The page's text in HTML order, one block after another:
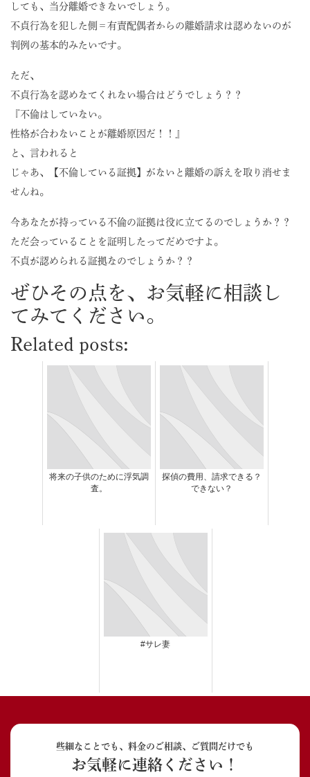
しても、当分離婚できないでしょう。
不貞行為を犯した側＝有責配偶者からの離婚請求は認めないのが
判例の基本的みたいです。
ただ、
不貞行為を認めなてくれない場合はどうでしょう？？
『不倫はしていない。
性格が合わないことが離婚原因だ！！』
と、言われると
じゃあ、【不倫している証拠】がないと離婚の訴えを取り消せま
せんね。
今あなたが持っている不倫の証拠は役に立てるのでしょうか？？
ただ会っていることを証明したってだめですよ。
不貞が認められる証拠なのでしょうか？？
ぜひその点を、お気軽に相談し
てみてください。
Related posts:
将来の子供のために浮気調
査。
探偵の費用、請求できる？
できない？
#サレ妻
些細なことでも、料金のご相談、ご質問だけでも
お気軽に連絡ください！